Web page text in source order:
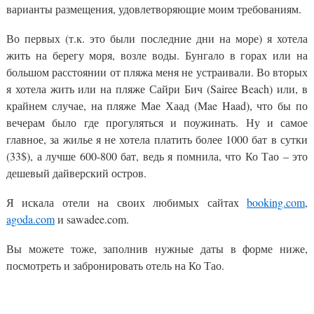
варианты размещения, удовлетворяющие моим требованиям.
Во первых (т.к. это были последние дни на море) я хотела
жить на берегу моря, возле воды. Бунгало в горах или на
большом расстоянии от пляжа меня не устраивали. Во вторых
я хотела жить или на пляже Сайри Бич (Sairee Beach) или, в
крайнем случае, на пляже Мае Хаад (Mae Haad), что бы по
вечерам было где прогуляться и поужинать. Ну и самое
главное, за жилье я не хотела платить более 1000 бат в сутки
(33$), а лучше 600-800 бат, ведь я помнила, что Ко Тао – это
дешевый дайверский остров.
Я искала отели на своих любимых сайтах booking.com,
agoda.comи sawadee.com.
Вы можете тоже, заполнив нужные даты в форме ниже,
посмотреть и забронировать отель на Ко Тао.